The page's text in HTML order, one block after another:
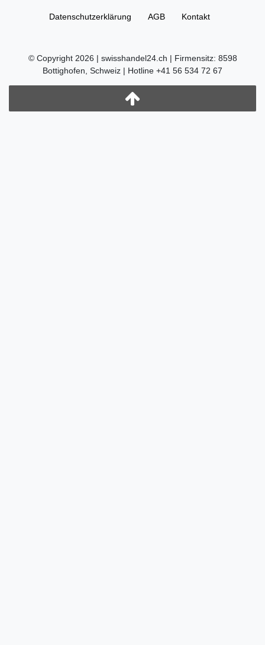
Daten­schutz­erklärung AGB Kontakt
© Copyright 2026 | swisshandel24.ch | Firmensitz: 8598
Bottighofen, Schweiz | Hotline +41 56 534 72 67